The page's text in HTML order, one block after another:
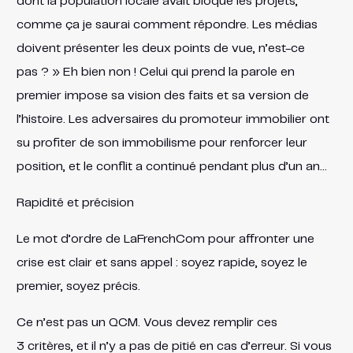
comme ça je saurai comment répondre. Les médias
doivent présenter les deux points de vue, n’est-ce
pas ? » Eh bien non ! Celui qui prend la parole en
premier impose sa vision des faits et sa version de
l’histoire. Les adversaires du promoteur immobilier ont
su profiter de son immobilisme pour renforcer leur
position, et le conflit a continué pendant plus d’un an…
Rapidité et précision
Le mot d’ordre de LaFrenchCom pour affronter une
crise est clair et sans appel : soyez rapide, soyez le
premier, soyez précis.
Ce n’est pas un QCM. Vous devez remplir ces
3 critères, et il n’y a pas de pitié en cas d’erreur. Si vous